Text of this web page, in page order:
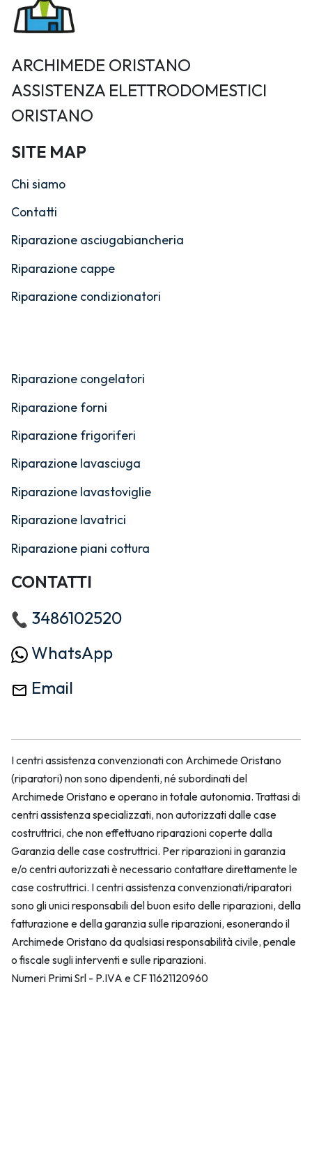
ARCHIMEDE ORISTANO
ASSISTENZA ELETTRODOMESTICI
ORISTANO
SITE MAP
Chi siamo
Contatti
Riparazione asciugabiancheria
Riparazione cappe
Riparazione condizionatori
Riparazione congelatori
Riparazione forni
Riparazione frigoriferi
Riparazione lavasciuga
Riparazione lavastoviglie
Riparazione lavatrici
Riparazione piani cottura
CONTATTI
3486102520
WhatsApp
Email
I centri assistenza convenzionati con Archimede Oristano
(riparatori) non sono dipendenti, né subordinati del
Archimede Oristano e operano in totale autonomia. Trattasi di
centri assistenza specializzati, non autorizzati dalle case
costruttrici, che non effettuano riparazioni coperte dalla
Garanzia delle case costruttrici. Per riparazioni in garanzia
e/o centri autorizzati è necessario contattare direttamente le
case costruttrici. I centri assistenza convenzionati/riparatori
sono gli unici responsabili del buon esito delle riparazioni, della
fatturazione e della garanzia sulle riparazioni, esonerando il
Archimede Oristano da qualsiasi responsabilità civile, penale
o fiscale sugli interventi e sulle riparazioni.
Numeri Primi Srl - P.IVA e CF 11621120960